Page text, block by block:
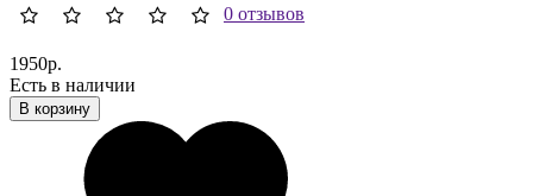
0 отзывов
1950р.
Есть в наличии
В корзину